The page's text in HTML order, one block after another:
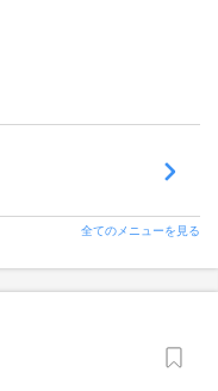
全てのメニューを見る